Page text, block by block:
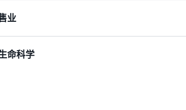
单。
业
命科学